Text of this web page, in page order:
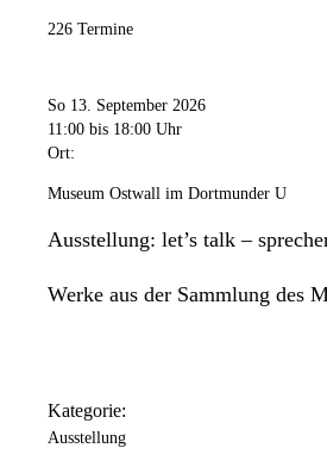
226 Termine
So 13. September 2026
11:00 bis 18:00 Uhr
Ort:
Museum Ostwall im Dortmunder U
Ausstellung: let’s talk –
Werke aus der Sammlung des
Kategorie:
Ausstellung